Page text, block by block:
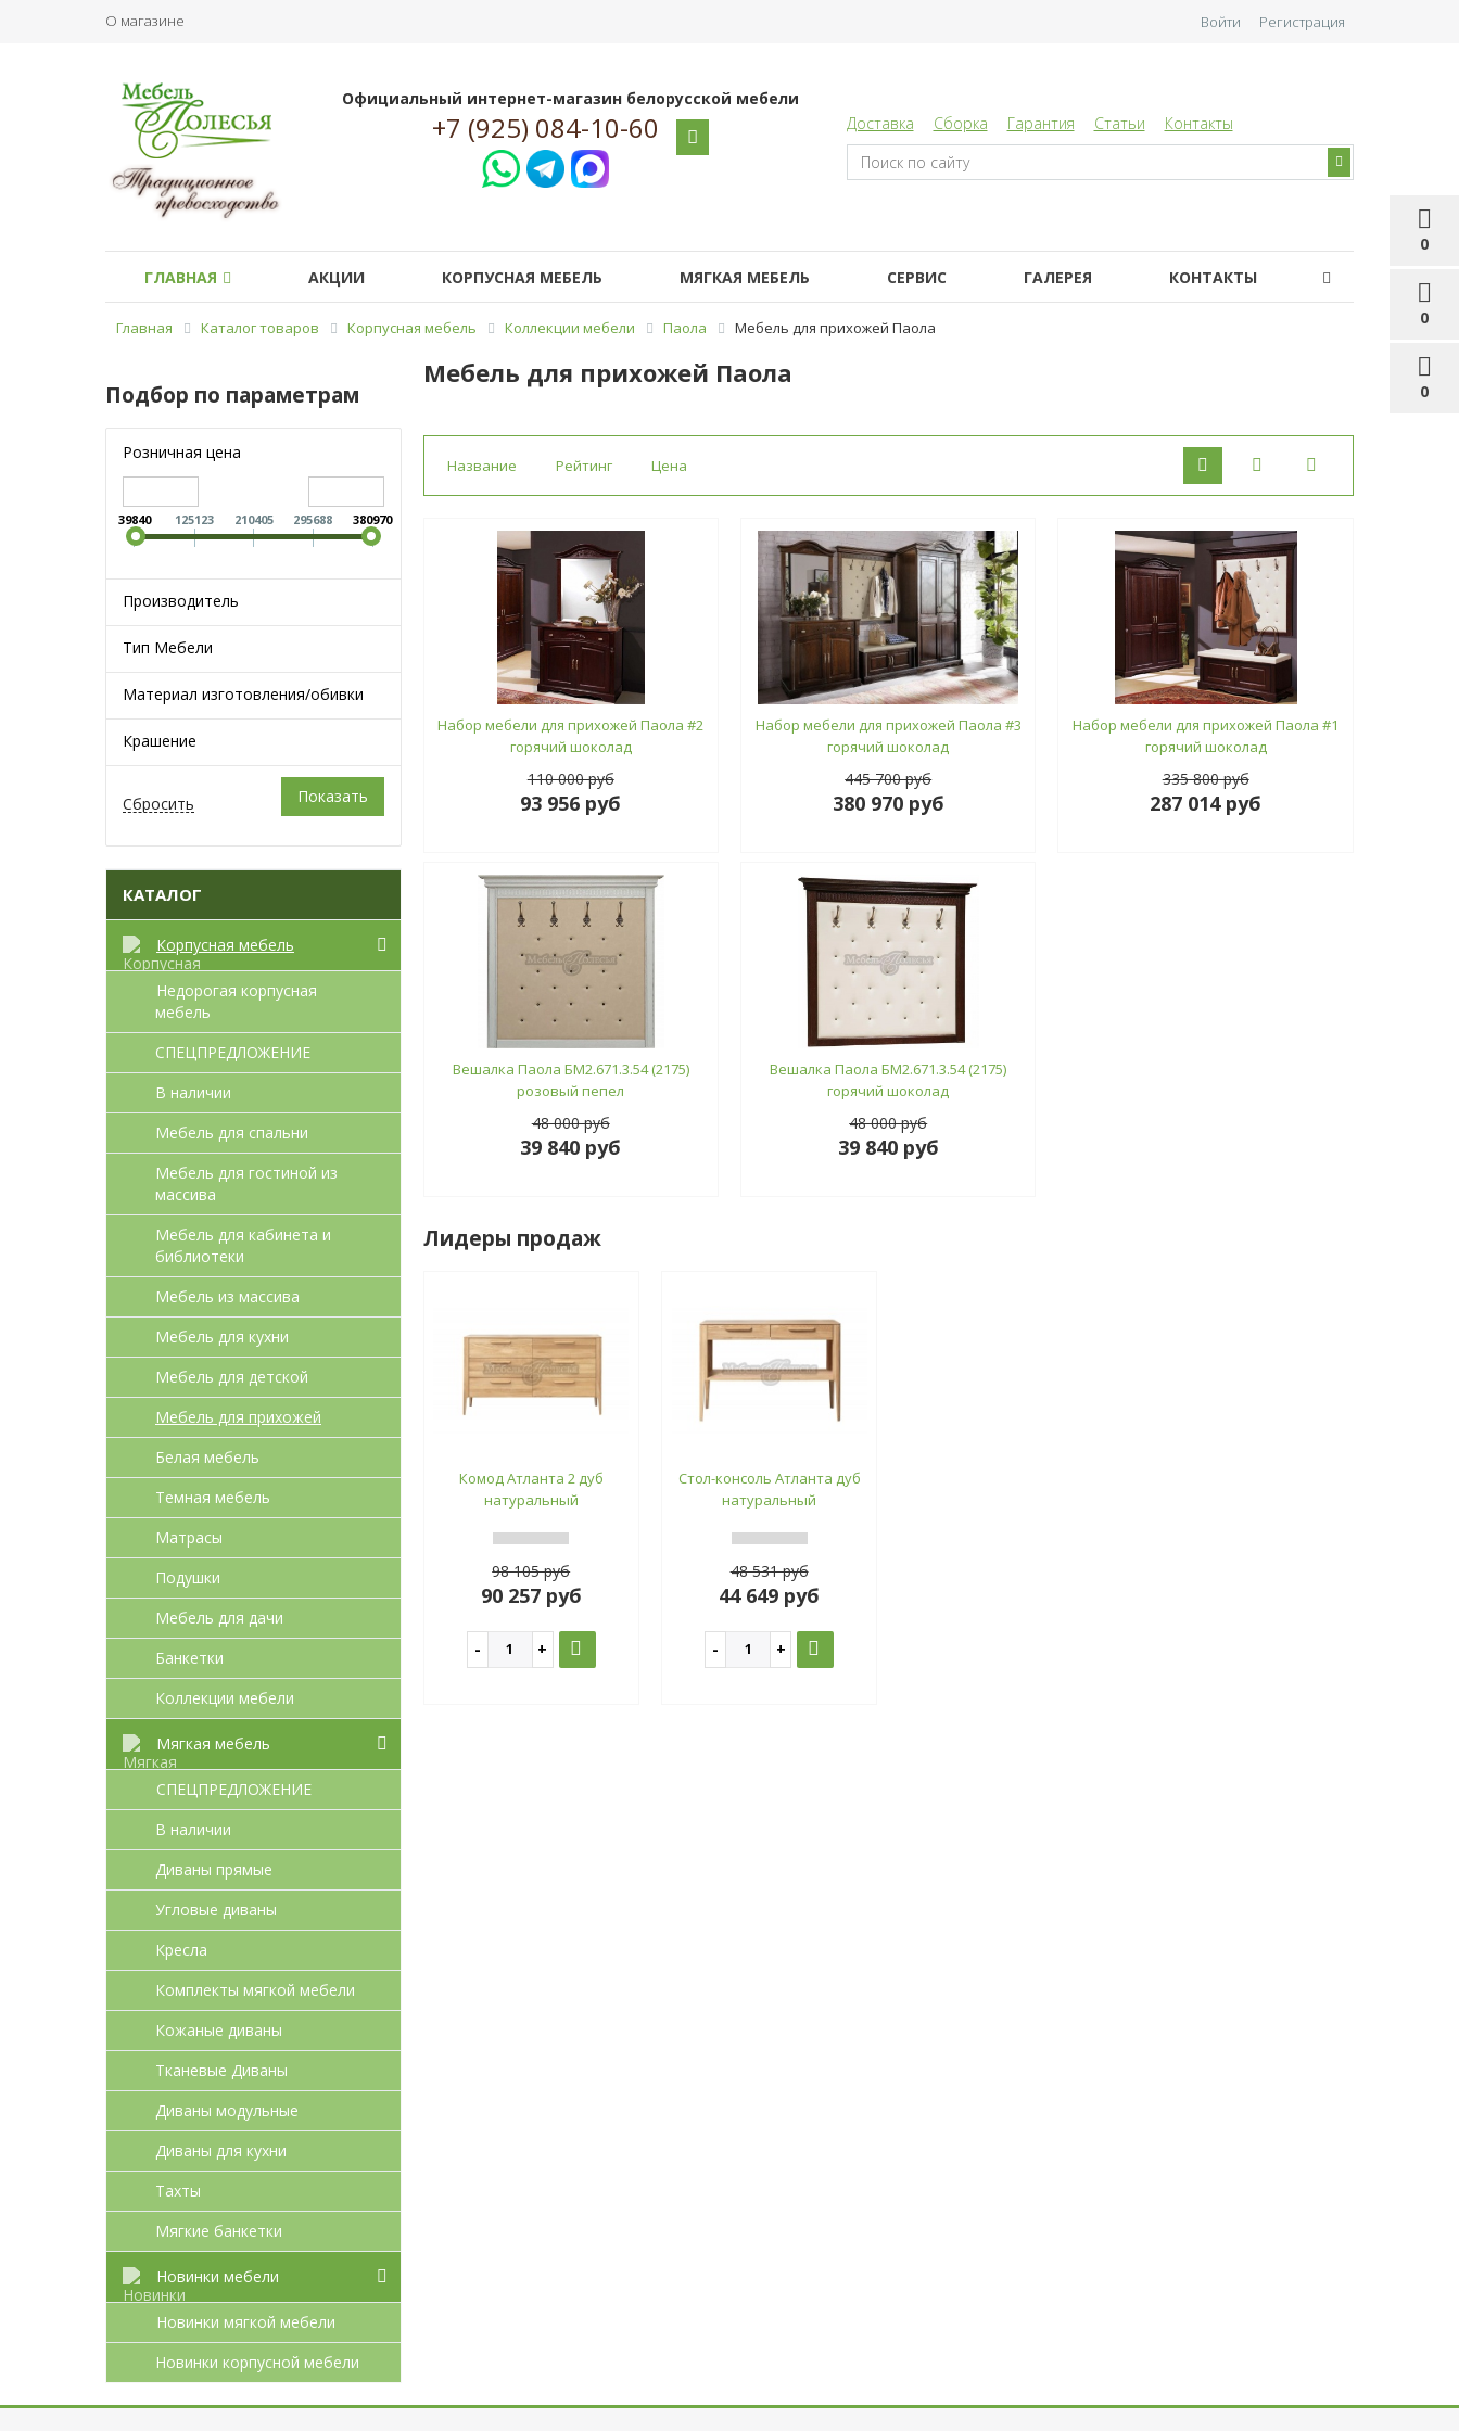
О магазине
0
0
0
Войти Регистрация
Официальный интернет-магазин белорусской мебели
+7 (925) 084-10-60 Доставка Сборка Гарантия Статьи Контакты
ГЛАВНАЯ АКЦИИ КОРПУСНАЯ МЕБЕЛЬ МЯГКАЯ МЕБЕЛЬ СЕРВИС ГАЛЕРЕЯ КОНТАКТЫ
Главная Каталог товаров Корпусная мебель Коллекции мебели Паола Мебель для прихожей Паола
Подбор по параметрам
Розничная цена
39840 125123 210405 295688 380970
Производитель
Тип Мебели
Материал изготовления/обивки
Крашение
КАТАЛОГ
Корпусная мебель
Недорогая корпусная
мебель
СПЕЦПРЕДЛОЖЕНИЕ
В наличии
Мебель для спальни
Мебель для гостиной из
массива
Мебель для кабинета и
библиотеки
Мебель из массива
Мебель для кухни
Мебель для детcкой
Мебель для прихожей
Белая мебель
Темная мебель
Матрасы
Подушки
Мебель для дачи
Банкетки
Коллекции мебели
Мягкая мебель
СПЕЦПРЕДЛОЖЕНИЕ
В наличии
Диваны прямые
Угловые диваны
Кресла
Комплекты мягкой мебели
Кожаные диваны
Тканевые Диваны
Диваны модульные
Диваны для кухни
Тахты
Мягкие банкетки
Новинки мебели
Новинки мягкой мебели
Новинки корпусной мебели
Мебель для прихожей Паола
Название Рейтинг Цена
Набор мебели для прихожей Паола #2
горячий шоколад
110 000 руб
93 956 руб
Набор мебели для прихожей Паола #3
горячий шоколад
445 700 руб
380 970 руб
Набор мебели для прихожей Паола #1
горячий шоколад
335 800 руб
287 014 руб
Вешалка Паола БМ2.671.3.54 (2175)
розовый пепел
48 000 руб
39 840 руб
Вешалка Паола БМ2.671.3.54 (2175)
горячий шоколад
48 000 руб
39 840 руб
Лидеры продаж
Комод Атланта 2 дуб
натуральный
98 105 руб
90 257 руб
Стол-консоль Атланта дуб
натуральный
48 531 руб
44 649 руб